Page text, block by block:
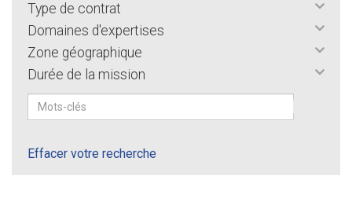
Type de contrat
Domaines d'expertises
Zone géographique
Durée de la mission
Effacer votre recherche